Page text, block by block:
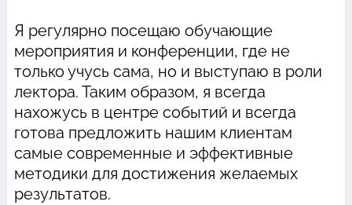
Я регулярно посещаю обучающие
мероприятия и конференции, где не
только учусь сама, но и выступаю в роли
лектора. Таким образом, я всегда
нахожусь в центре событий и всегда
готова предложить нашим клиентам
самые современные и эффективные
методики для достижения желаемых
результатов.